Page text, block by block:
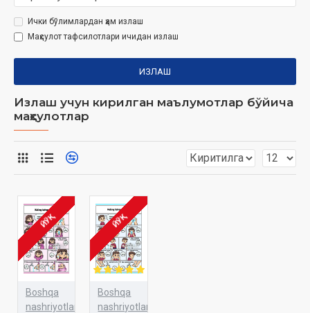
Ички бўлимлардан ҳам излаш
Маҳсулот тафсилотлари ичидан излаш
ИЗЛАШ
Излаш учун кирилган маълумотлар бўйича
маҳсулотлар
ЙЎҚ
Boshqa
nashriyotlar
ЙЎҚ
Boshqa
nashriyotlar